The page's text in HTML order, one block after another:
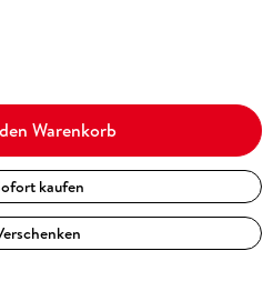
Warenkorb
kaufen